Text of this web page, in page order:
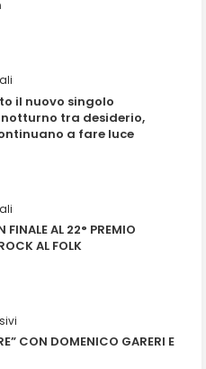
il nuovo singolo
notturno tra desiderio,
a fare luce
AL 22° PREMIO
AL FOLK
CON DOMENICO GARERI E